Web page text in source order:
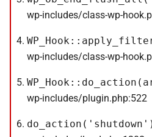
wp-includes/class-wp-
wp-includes/class-wp-
wp-includes/plugin.php:522